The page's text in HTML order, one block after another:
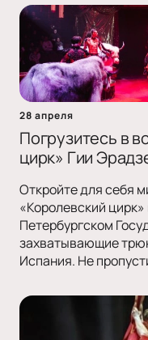
28 апреля
Погрузитесь в
цирк» Гии
Откройте для себя
«Королевский
Петербургском
захватывающие
Испания. Не